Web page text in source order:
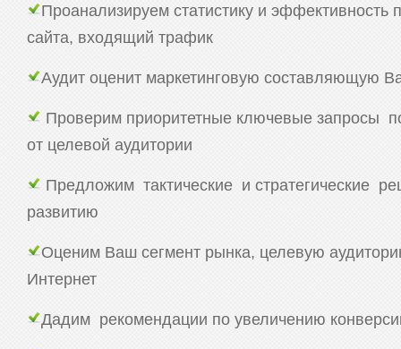
Проанализируем статистику и
сайта, входящий трафик
Аудит оценит маркетинговую составляющую
Проверим приоритетные ключевые запросы
от целевой аудитории
Предложим тактические и стратегические
развитию
Оценим Ваш сегмент рынка, целевую
Интернет
Дадим рекомендации по увеличению